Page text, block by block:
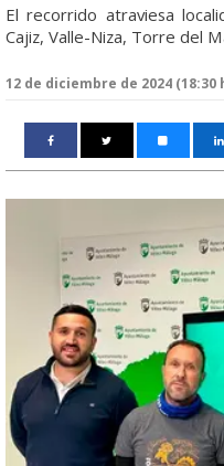
El recorrido atraviesa
Cajiz, Valle-Niza, Torre del
12 de diciembre de 2024 (18:30